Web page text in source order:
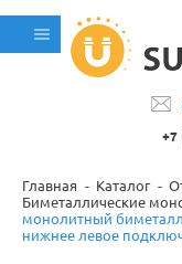
+7
Главная Каталог
Биметаллические
монолитный
нижнее левое